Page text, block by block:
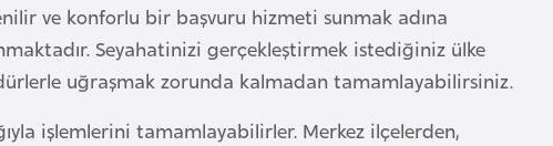
ve konforlu bir başvuru hizmeti sunmak adına
Seyahatinizi gerçekleştirmek istediğiniz ülke
uğraşmak zorunda kalmadan tamamlayabilirsiniz.
işlemlerini tamamlayabilirler. Merkez ilçelerden,